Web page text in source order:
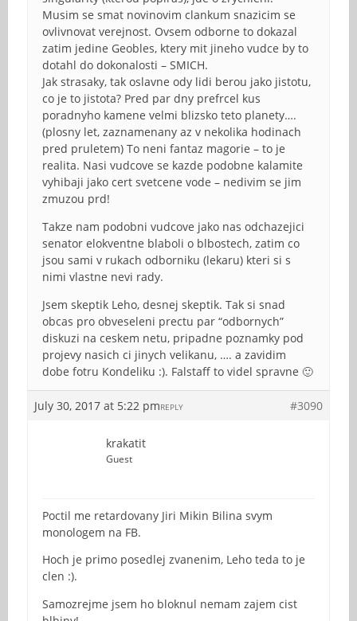
Musim se smat novinovim clankum snazicim se
ovlivnovat verejnost. Ovsem odborne to dokazal
zatim jedine Geobles, ktery mit jineho vudce by to
dotahl do dokonalosti – SMICH.
Jak strasaky, tak oslavne ody lidi berou jako jistotu,
co je to jistota? Pred par dny prefrcel kus
poradnyho kamene velmi blizsko teto planety….
(plosny let, zaznamenany az v nekolika hodinach
pred pruletem) To neni fantaz magorie – to je
realita. Nasi vudcove se kazde podobne kalamite
vyhibaji jako cert svetcene vode – nedivim se jim
zmuzou prd!
Takze nam podobni vudcove jako nas odchazejici
senator elokventne blaboli o blbostech, zatim co
jsou sami v rukach odborniku (lekaru) kteri si s
nimi vlastne nevi rady.
Jsem skeptik Leho, desnej skeptik. Tak si snad
obcas pro obveseleni prectu par “odbornych”
diskuzi na ceskem netu, pripadne poznamky pod
projevy nasich ci jinych velikanu, …. a zavidim
dobe fotru Kondeliku :). Falstaff to videl spravne 🙂
July 30, 2017 at 5:22 pm #3090
REPLY
krakatit
Guest
Poctil me retardovany Jiri Mikin Bilina svym
monologem na FB.
Hoch je primo posedlej zvanenim, Leho teda to je
clen :).
Samozrejme jsem ho bloknul nemam zajem cist